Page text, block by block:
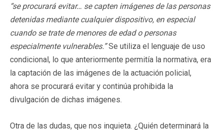
“se procurará evitar… se capten imágenes de las personas
detenidas mediante cualquier dispositivo, en especial
cuando se trate de menores de edad o personas
especialmente vulnerables.”Se utiliza el lenguaje de uso
condicional, lo que anteriormente permitía la normativa, era
la captación de las imágenes de la actuación policial,
ahora se procurará evitar y continúa prohibida la
divulgación de dichas imágenes.
Otra de las dudas, que nos inquieta. ¿Quién determinará la